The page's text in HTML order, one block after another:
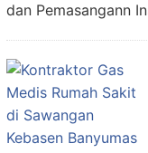
dan Pemasangann